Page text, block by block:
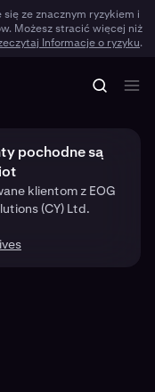
ze znacznym ryzykiem i
Możesz stracić więcej niż
Informacje o ryzyku.
pochodne są
klientom z EOG
(CY) Ltd.